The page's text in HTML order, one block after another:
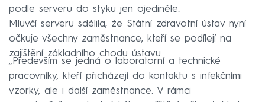
podle serveru do styku jen ojediněle.
Mluvčí serveru sdělila, že Státní zdravotní ústav nyní
očkuje všechny zaměstnance, kteří se podílejí na
zajištění základního chodu ústavu.
„Především se jedná o laboratorní a technické
pracovníky, kteří přicházejí do kontaktu s infekčními
vzorky, ale i další zaměstnance. V rámci